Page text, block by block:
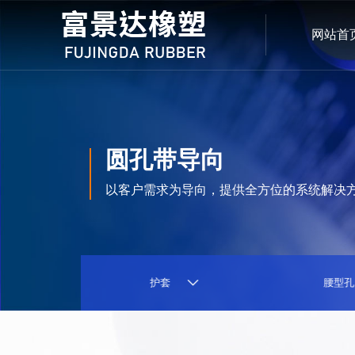
网站首
圆孔带导向
以客户需求为导向，提供全方位的系统解决
硅胶 护套